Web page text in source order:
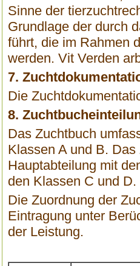
Sinne der
Grundlage der durch
führt, die im Rahmen
werden. Vit Verden
7.
Die
8.
Das Zuchtbuch
Klassen A und B.
Hauptabteilung mit
den Klassen C und D.
Die Zuordnung der
Eintragung unter
der Leistung.